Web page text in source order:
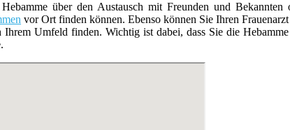
über den Austausch mit Freunden und
vor Ort finden können. Ebenso können Sie Ihren
Umfeld finden. Wichtig ist dabei, dass Sie die